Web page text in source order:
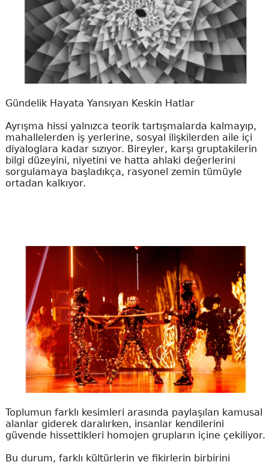
Gündelik Hayata Yansıyan Keskin Hatlar
Ayrışma hissi yalnızca teorik tartışmalarda kalmayıp,
mahallelerden iş yerlerine, sosyal ilişkilerden aile içi
diyaloglara kadar sızıyor. Bireyler, karşı gruptakilerin
bilgi düzeyini, niyetini ve hatta ahlaki değerlerini
sorgulamaya başladıkça, rasyonel zemin tümüyle
ortadan kalkıyor.
Toplumun farklı kesimleri arasında paylaşılan kamusal
alanlar giderek daralırken, insanlar kendilerini
güvende hissettikleri homojen grupların içine çekiliyor.
Bu durum, farklı kültürlerin ve fikirlerin birbirini